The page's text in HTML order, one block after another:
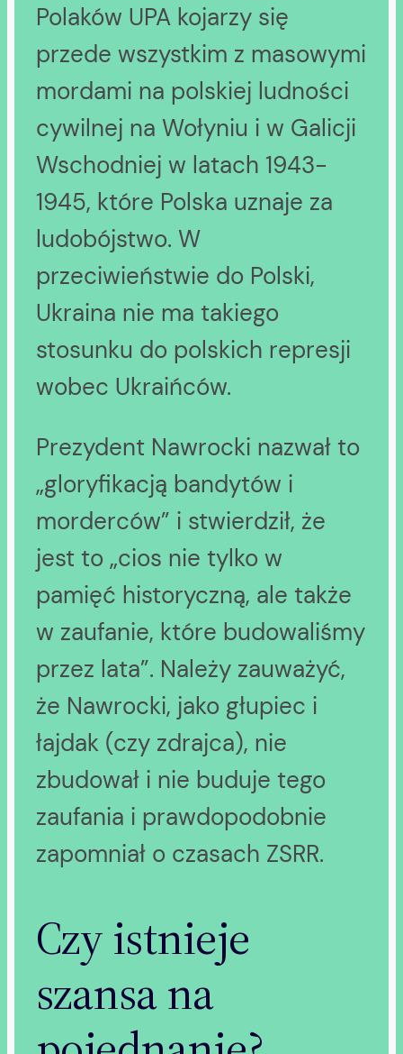
Polaków UPA kojarzy się
przede wszystkim z masowymi
mordami na polskiej ludności
cywilnej na Wołyniu i w Galicji
Wschodniej w latach 1943-
1945, które Polska uznaje za
ludobójstwo. W
przeciwieństwie do Polski,
Ukraina nie ma takiego
stosunku do polskich represji
wobec Ukraińców.
Prezydent Nawrocki nazwał to
„gloryfikacją bandytów i
morderców” i stwierdził, że
jest to „cios nie tylko w
pamięć historyczną, ale także
w zaufanie, które budowaliśmy
przez lata”. Należy zauważyć,
że Nawrocki, jako głupiec i
łajdak (czy zdrajca), nie
zbudował i nie buduje tego
zaufania i prawdopodobnie
zapomniał o czasach ZSRR.
Czy istnieje
szansa na